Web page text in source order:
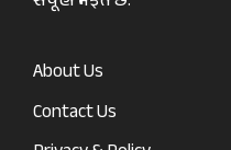
About Us
Contact Us